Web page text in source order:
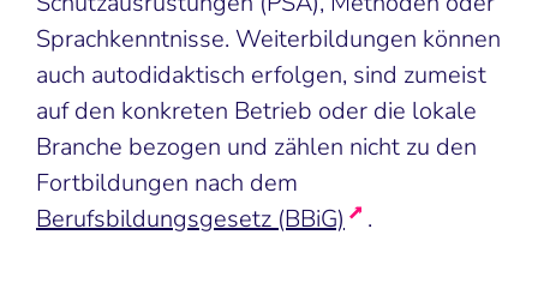
Sprachkenntnisse. Weiterbildungen können
auch autodidaktisch erfolgen, sind zumeist
auf den konkreten Betrieb oder die lokale
Branche bezogen und zählen nicht zu den
Fortbildungen nach dem
Berufsbildungsgesetz (BBiG)
.